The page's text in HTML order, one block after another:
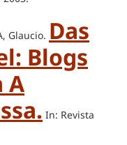
Glaucio. Das
Blogs
A
In: Revista